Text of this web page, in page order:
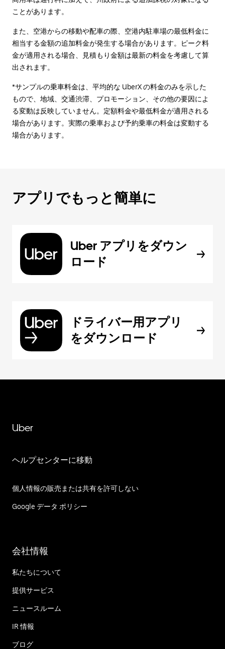
ことがあります。
また、空港からの移動や配車の際、空港内駐車場の最低料金に
相当する金額の追加料金が発生する場合があります。ピーク料
金が適用される場合、見積もり金額は最新の料金を考慮して算
出されます。
*サンプルの乗車料金は、平均的な UberX の料金のみを示した
もので、地域、交通渋滞、プロモーション、その他の要因によ
る変動は反映していません。定額料金や最低料金が適用される
場合があります。実際の乗車および予約乗車の料金は変動する
場合があります。
アプリでもっと簡単に
Uber アプリをダウン
ロード
ドライバー用アプリ
をダウンロード
Uber
ヘルプセンターに移動
個人情報の販売または共有を許可しない
Google データ ポリシー
会社情報
私たちについて
提供サービス
ニュースルーム
IR 情報
ブログ